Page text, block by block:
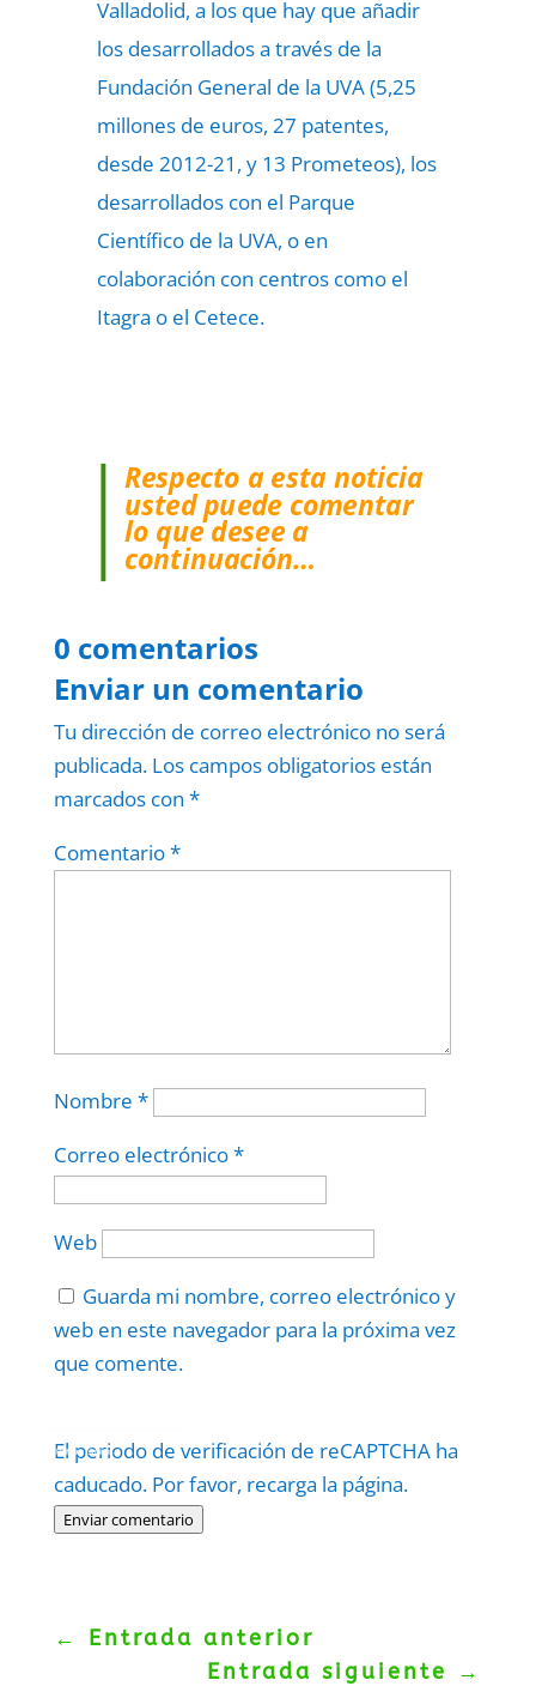
Valladolid, a los que hay que añadir
los desarrollados a través de la
Fundación General de la UVA (5,25
millones de euros, 27 patentes,
desde 2012-21, y 13 Prometeos), los
desarrollados con el Parque
Científico de la UVA, o en
colaboración con centros como el
Itagra o el Cetece.
Respecto a esta noticia
usted puede comentar
lo que desee a
continuación…
0 comentarios
Enviar un comentario
Tu dirección de correo electrónico no será
publicada. Los campos obligatorios están
marcados con *
Comentario*
Nombre *
Correo electrónico*
Web
Guarda mi nombre, correo electrónico y
web en este navegador para la próxima vez
que comente.
El periodo de verificación de reCAPTCHA ha
caducado. Por favor, recarga la página.
Enviar comentario
Politica–Términos.
← Entrada anterior
Entrada siguiente
→